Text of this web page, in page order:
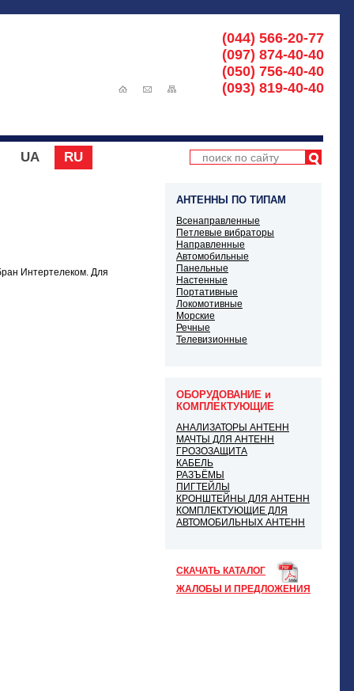
(044) 566-20-77
(097) 874-40-40
(050) 756-40-40
(093) 819-40-40
UA RU
Интертелеком. Для
АНТЕННЫ ПО ТИПАМ
Всенаправленные
Петлевые вибраторы
Направленные
Автомобильные
Панельные
Настенные
Портативные
Локомотивные
Морские
Речные
Телевизионные
ОБОРУДОВАНИЕ и
КОМПЛЕКТУЮЩИЕ
АНАЛИЗАТОРЫ АНТЕНН
МАЧТЫ ДЛЯ АНТЕНН
ГРОЗОЗАЩИТА
КАБЕЛЬ
РАЗЪЁМЫ
ПИГТЕЙЛЫ
КРОНШТЕЙНЫ ДЛЯ АНТЕНН
КОМПЛЕКТУЮЩИЕ ДЛЯ
АВТОМОБИЛЬНЫХ АНТЕНН
СКАЧАТЬ КАТАЛОГ
ЖАЛОБЫ И ПРЕДЛОЖЕНИЯ